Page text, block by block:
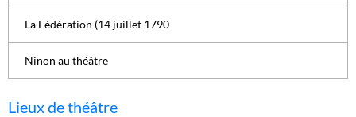
La Fédération (14 juillet 1790
Ninon au théâtre
Lieux de théâtre